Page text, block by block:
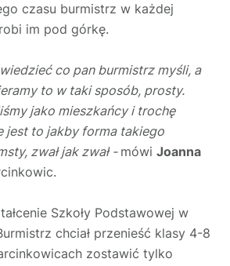
czasu burmistrz w każdej
im pod górkę.
co pan burmistrz myśli, a
to w taki sposób, prosty.
jako mieszkańcy i trochę
jest to jakby forma takiego
zwał jak zwał - mówi Joanna
Szkoły Podstawowej w
chciał przenieść klasy 4-8
zostawić tylko